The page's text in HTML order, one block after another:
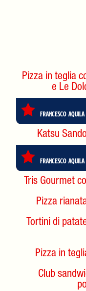
Pizza in teglia
e Le
Francesco
Katsu
Francesco
Tris Gourmet
Pizza
Tortini di
Pizza in
Club